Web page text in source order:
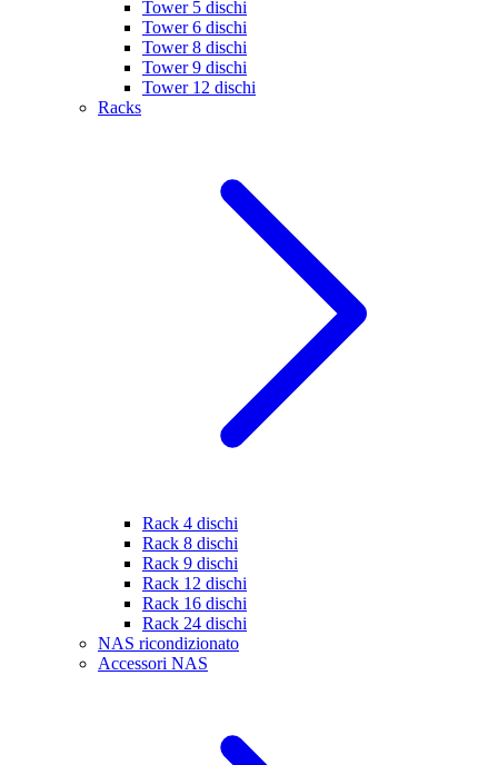
Tower 5 dischi
Tower 6 dischi
Tower 8 dischi
Tower 9 dischi
Tower 12 dischi
Racks
Rack 4 dischi
Rack 8 dischi
Rack 9 dischi
Rack 12 dischi
Rack 16 dischi
Rack 24 dischi
NAS ricondizionato
Accessori NAS